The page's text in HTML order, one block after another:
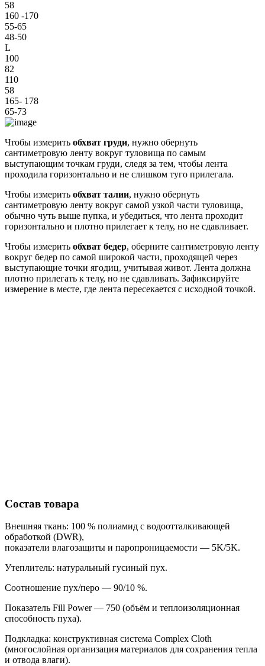
58
160 -170
55-65
48-50
L
100
82
110
58
165- 178
65-73
Чтобы измерить обхват груди, нужно обернуть
сантиметровую ленту вокруг туловища по самым
выступающим точкам груди, следя за тем, чтобы лента
проходила горизонтально и не слишком туго прилегала.
Чтобы измерить обхват талии, нужно обернуть
сантиметровую ленту вокруг самой узкой части туловища,
обычно чуть выше пупка, и убедиться, что лента проходит
горизонтально и плотно прилегает к телу, но не сдавливает.
Чтобы измерить обхват бедер, оберните сантиметровую ленту
вокруг бедер по самой широкой части, проходящей через
выступающие точки ягодиц, учитывая живот. Лента должна
плотно прилегать к телу, но не сдавливать. Зафиксируйте
измерение в месте, где лента пересекается с исходной точкой.
Состав товара
Внешняя ткань: 100 % полиамид с водоотталкивающей
обработкой (DWR),
показатели влагозащиты и паропроницаемости — 5K/5K.
Утеплитель: натуральный гусиный пух.
Соотношение пух/перо — 90/10 %.
Показатель Fill Power — 750 (объём и теплоизоляционная
способность пуха).
Подкладка: конструктивная система Complex Cloth
(многослойная организация материалов для сохранения тепла
и отвода влаги).